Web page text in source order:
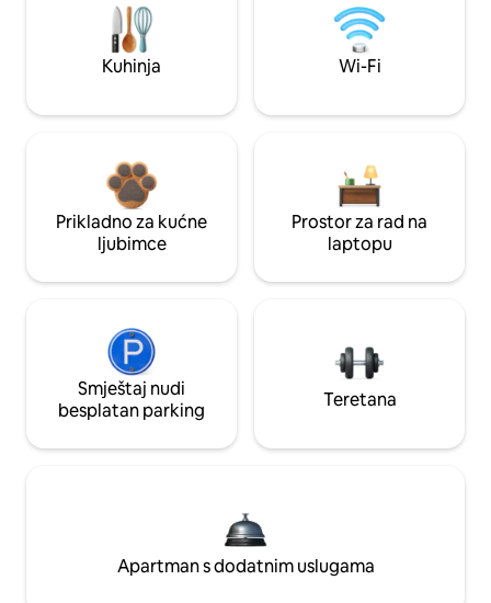
Kuhinja Wi-Fi
Prikladno za kućne
ljubimce
Prostor za rad na
laptopu
Smještaj nudi
besplatan parking
Teretana
Apartman s dodatnim uslugama